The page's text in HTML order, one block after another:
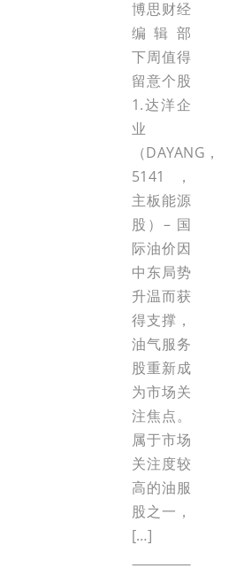
博思财经
编辑部
下周值得
留意个股
1.达洋企
业
（DAYANG，
5141，
主板能源
股）– 国
际油价因
中东局势
升温而获
得支撑，
油气服务
股重新成
为市场关
注焦点。
属于市场
关注度较
高的油服
股之一，
[…]